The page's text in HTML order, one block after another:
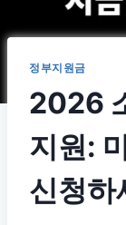
정부지원금
2026
지원:
신청하